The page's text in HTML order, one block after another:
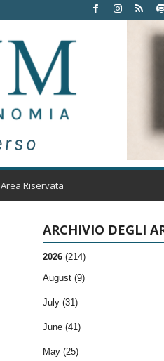
Area Riservata
ARCHIVIO DEGLI
2026 (214)
August (9)
July (31)
June (41)
May (25)